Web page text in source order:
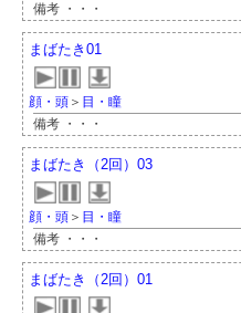
備考 ・・・
まばたき01
顔・頭＞ 目・瞳
備考 ・・・
まばたき（2回）03
顔・頭＞ 目・瞳
備考 ・・・
まばたき（2回）01